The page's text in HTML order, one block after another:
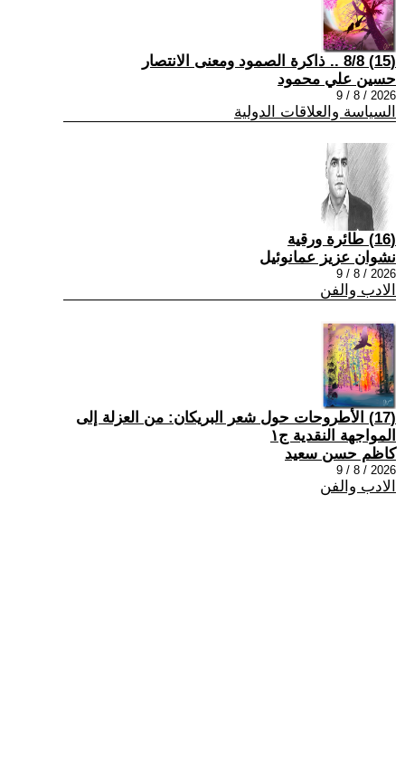
(15) 8/8 .. ذاكرة الصمود ومعنى الانتصار
حسين علي محمود
2026 / 8 / 9
السياسة والعلاقات الدولية
(16) طائرة ورقية
نشوان عزيز عمانوئيل
2026 / 8 / 9
الادب والفن
(17) الأطروحات حول شعر البريكان: من العزلة إلى
المواجهة النقدية ج١
كاظم حسن سعيد
2026 / 8 / 9
الادب والفن